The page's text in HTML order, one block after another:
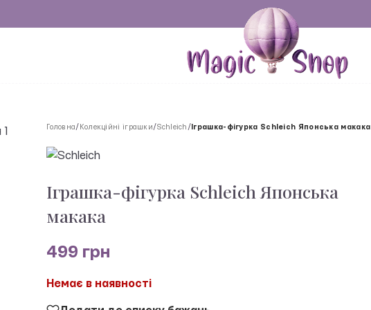
Головна / Колекційні іграшки / Schleich / Іграшка-фігурка Schleich Японська макака
Іграшка-фігурка Schleich Японська
макака
499 грн
Немає в наявності